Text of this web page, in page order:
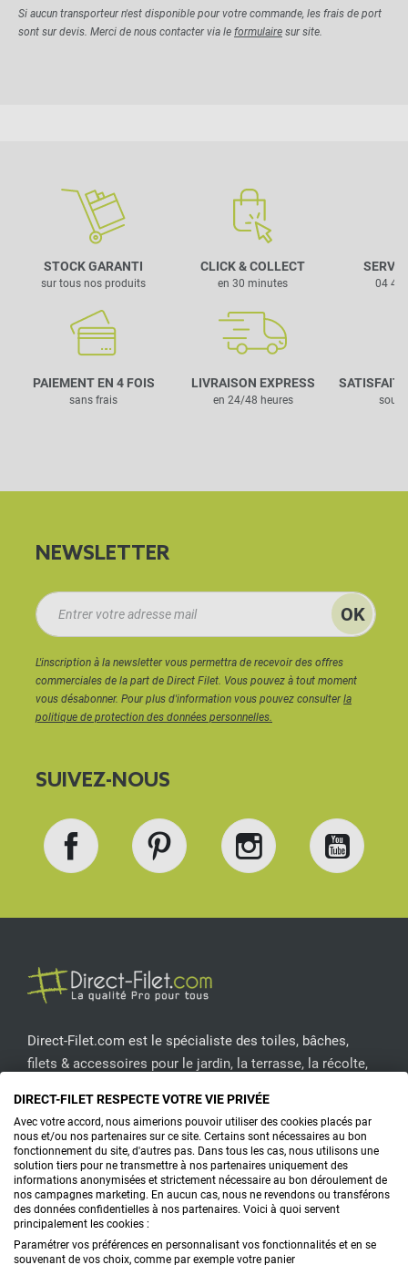
Si aucun transporteur n'est disponible pour votre commande, les frais de port
sont sur devis. Merci de nous contacter via le formulaire sur site.
STOCK GARANTI
sur tous nos produits
CLICK & COLLECT
en 30 minutes
PAIEMENT EN 4 FOIS
sans frais
LIVRAISON EXPRESS
en 24/48 heures
04 42
SATISFAIT
sous
NEWSLETTER
L'inscription à la newsletter vous permettra de recevoir des offres
commerciales de la part de Direct Filet. Vous pouvez à tout moment
vous désabonner. Pour plus d'information vous pouvez consulterla
politique de protection des données personnelles.
SUIVEZ-NOUS
Direct-Filet.com est le spécialiste des toiles, bâches,
filets & accessoires pour le jardin, la terrasse, la récolte,
CONTACTEZ-NOUS
PRODUITS
CONSEILS
DIRECT-FILET RESPECTE VOTRE VIE PRIVÉE
Avec votre accord, nous aimerions pouvoir utiliser des cookies placés par
nous et/ou nos partenaires sur ce site. Certains sont nécessaires au bon
fonctionnement du site, d'autres pas. Dans tous les cas, nous utilisons une
solution tiers pour ne transmettre à nos partenaires uniquement des
informations anonymisées et strictement nécessaire au bon déroulement de
nos campagnes marketing. En aucun cas, nous ne revendons ou transférons
des données confidentielles à nos partenaires. Voici à quoi servent
principalement les cookies :
Paramétrer vos préférences en personnalisant vos fonctionnalités et en se
souvenant de vos choix, comme par exemple votre panier